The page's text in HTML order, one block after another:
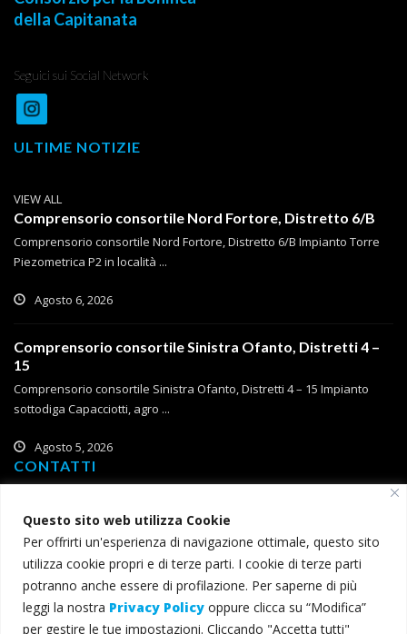
Questo sito web utilizza Cookie
Per offrirti un'esperienza di navigazione ottimale, questo sito
utilizza cookie propri e di terze parti. I cookie di terze parti
potranno anche essere di profilazione. Per saperne di più
leggi la nostra Privacy Policy oppure clicca su “Modifica”
per gestire le tue impostazioni. Cliccando "Accetta tutti"
della Capitanata
Seguici sui Social Network
ULTIME NOTIZIE
VIEW ALL
Comprensorio consortile Nord Fortore, Distretto 6/B
Comprensorio consortile Nord Fortore, Distretto 6/B Impianto Torre
Piezometrica P2 in località ...
Agosto 6, 2026
Comprensorio consortile Sinistra Ofanto, Distretti 4 –
15
Comprensorio consortile Sinistra Ofanto, Distretti 4 – 15 Impianto
sottodiga Capacciotti, agro ...
Agosto 5, 2026
CONTATTI
71121 Foggia
T (+39) 0881 785 111
F (+39) 0881 774 634
consorzio@bonificacapitanata.it